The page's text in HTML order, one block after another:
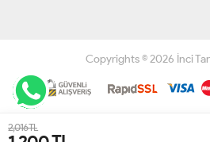
2,016 TL
Copyrights © 2026 İnci
Geliştir - powered